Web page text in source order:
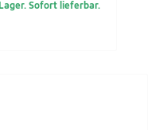
Sofort lieferbar.